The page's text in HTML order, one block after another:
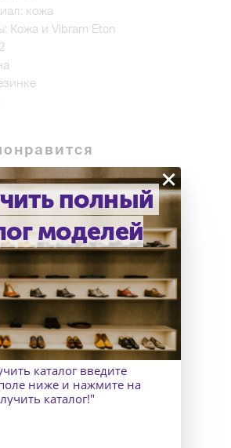
кожа
Кожа и Vibram Eton
Вам приедет
а для клиентов
городов организуем
пошив и отправим
снятия мерок.
точный размер?
полный
моделей
×
каталог введите
ниже и нажмите на
каталог!"